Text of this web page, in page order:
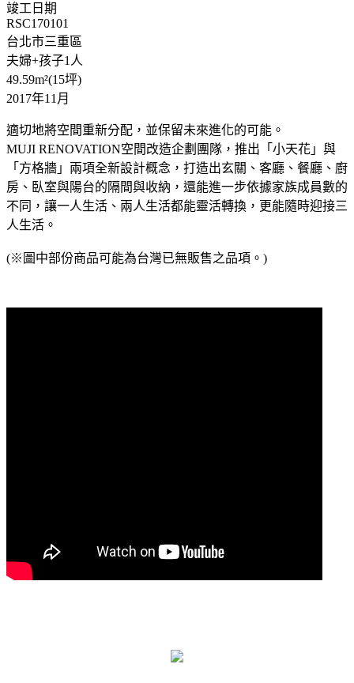
竣工日期
RSC170101
台北市三重區
夫婦+孩子1人
49.59m²(15坪)
2017年11月
適切地將空間重新分配，並保留未來進化的可能。
MUJI RENOVATION空間改造企劃團隊，推出「小天花」與
「方格牆」兩項全新設計概念，打造出玄關、客廳、餐廳、廚
房、臥室與陽台的隔間與收納，還能進一步依據家族成員數的
不同，讓一人生活、兩人生活都能靈活轉換，更能隨時迎接三
人生活。
(※圖中部份商品可能為台灣已無販售之品項。)